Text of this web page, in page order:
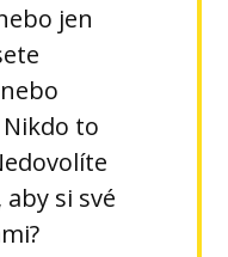
jen
to
si své